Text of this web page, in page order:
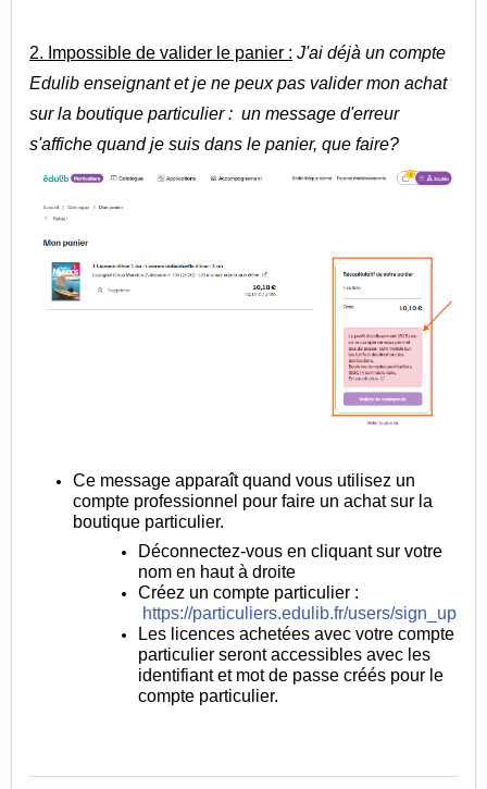
2. Impossible de valider le panier : J'ai déjà un compte
Edulib enseignant et je ne peux pas valider mon achat
sur la boutique particulier : un message d'erreur
s'affiche quand je suis dans le panier, que faire?
Ce message apparaît quand vous utilisez un
compte professionnel pour faire un achat sur la
boutique particulier.
Déconnectez-vous en cliquant sur votre
nom en haut à droite
Créez un compte particulier :
https://particuliers.edulib.fr/users/sign_up
Les licences achetées avec votre compte
particulier seront accessibles avec les
identifiant et mot de passe créés pour le
compte particulier.